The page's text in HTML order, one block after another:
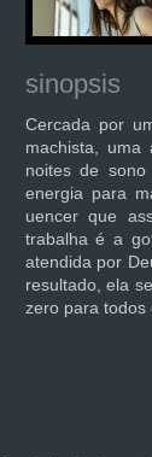
sinopsis
Cercada por
machista, uma
noites de
energia para
uencer que
trabalha é a
atendida por
resultado, ela
zero para todos